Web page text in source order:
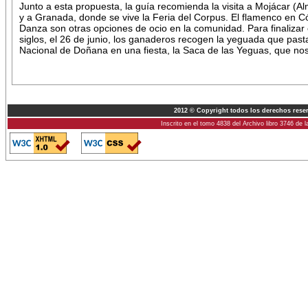
Junto a esta propuesta, la guía recomienda la visita a Mojácar
y a Granada, donde se vive la Feria del Corpus. El flamenco en
Danza son otras opciones de ocio en la comunidad. Para
siglos, el 26 de junio, los ganaderos recogen la yeguada que
Nacional de Doñana en una fiesta, la Saca de las Yeguas, que
2012 © Copyright todos los derechos
Inscrito en el tomo 4838 del Archivo libro 3746 de